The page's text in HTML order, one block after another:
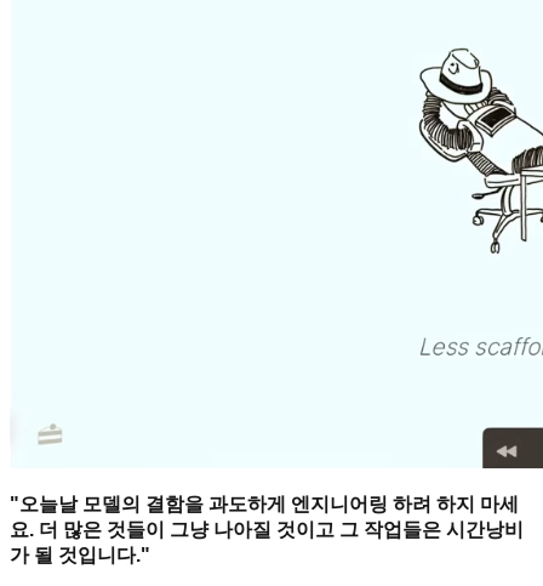
"오늘날 모델의 결함을 과도하게 엔지니어링 하려 하지 마세
요. 더 많은 것들이 그냥 나아질 것이고 그 작업들은 시간낭비
가 될 것입니다."